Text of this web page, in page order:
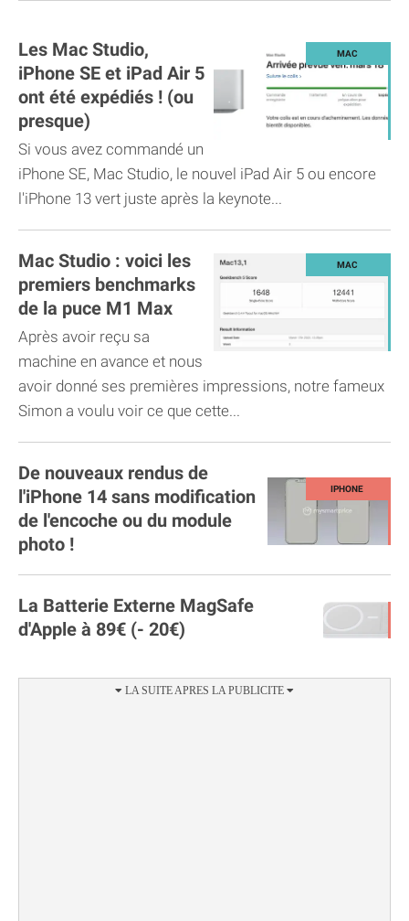
Les Mac Studio,
iPhone SE et iPad Air 5
ont été expédiés ! (ou
presque)
Si vous avez commandé un
iPhone SE, Mac Studio, le nouvel iPad Air 5 ou encore
l'iPhone 13 vert juste après la keynote...
Mac Studio : voici les
premiers benchmarks
de la puce M1 Max
Après avoir reçu sa
machine en avance et nous
avoir donné ses premières impressions, notre fameux
Simon a voulu voir ce que cette...
De nouveaux rendus de
l'iPhone 14 sans modification
de l'encoche ou du module
photo !
La Batterie Externe MagSafe
d'Apple à 89€ (- 20€)